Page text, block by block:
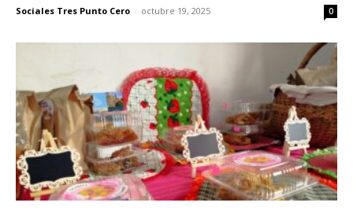
Sociales Tres Punto Cero - octubre 19, 2025 0